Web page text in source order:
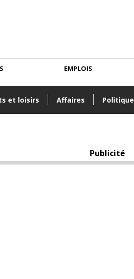
et loisirs Affaires Politique
EMPLOIS
Publicité